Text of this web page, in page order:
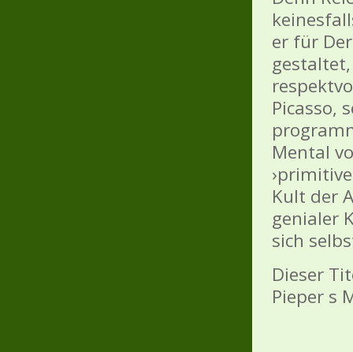
er für
Picasso,
Mental
Kult der
genialer
sich
Dieser
Pieper s